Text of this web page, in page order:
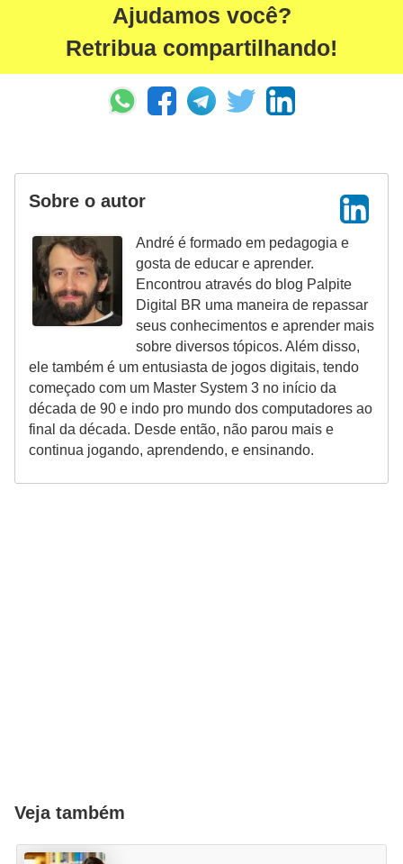
Ajudamos você?
Retribua compartilhando!
Sobre o autor
André é formado em pedagogia e
gosta de educar e aprender.
Encontrou através do blog Palpite
Digital BR uma maneira de repassar
seus conhecimentos e aprender mais
sobre diversos tópicos. Além disso,
ele também é um entusiasta de jogos digitais, tendo
começado com um Master System 3 no início da
década de 90 e indo pro mundo dos computadores ao
final da década. Desde então, não parou mais e
continua jogando, aprendendo, e ensinando.
Veja também
V
s
e
T
V